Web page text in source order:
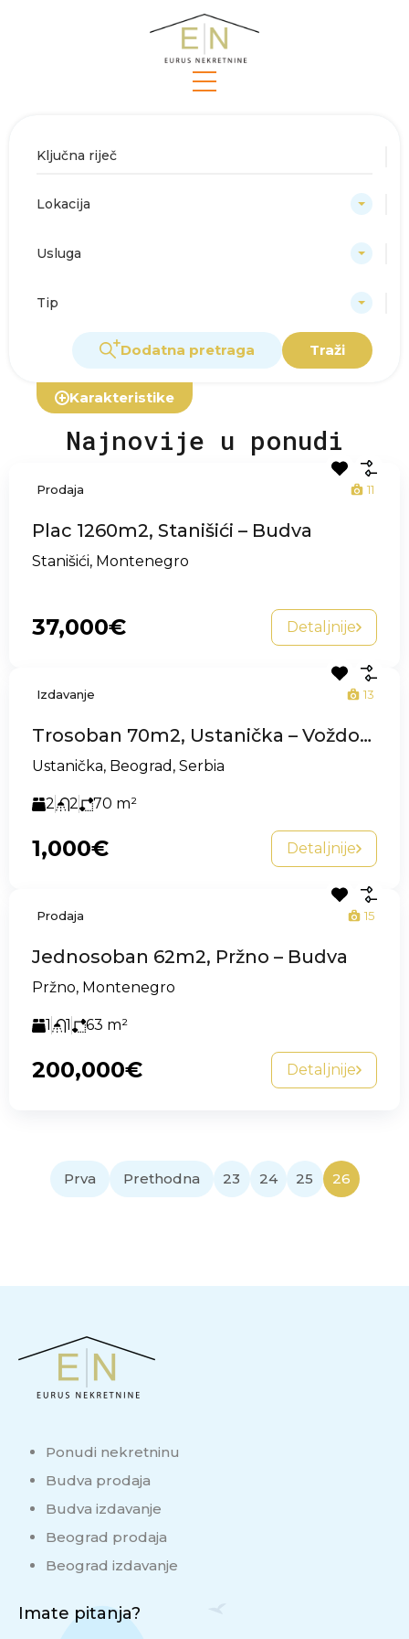
Lokacija
Usluga
Tip
Dodatna pretraga Traži
Karakteristike
Najnovije u ponudi
Prodaja 11
Plac 1260m2, Stanišići – Budva
Stanišići, Montenegro
37,000€ Detaljnije
Izdavanje 13
Trosoban 70m2, Ustanička – Voždovac
Ustanička, Beograd, Serbia
2 2 70 m²
1,000€ Detaljnije
Prodaja 15
Jednosoban 62m2, Pržno – Budva
Pržno, Montenegro
1 1 63 m²
200,000€ Detaljnije
Prva Prethodna 23 24 25 26
Ponudi nekretninu
Budva prodaja
Budva izdavanje
Beograd prodaja
Beograd izdavanje
Imate pitanja?